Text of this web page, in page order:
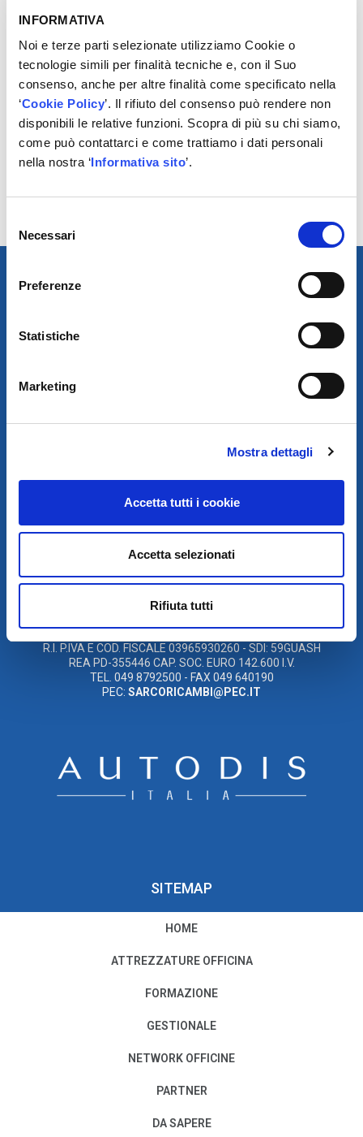
INFORMATIVA
Noi e terze parti selezionate utilizziamo Cookie o
tecnologie simili per finalità tecniche e, con il Suo
consenso, anche per altre finalità come specificato nella
‘Cookie Policy’. Il rifiuto del consenso può rendere non
disponibili le relative funzioni. Scopra di più su chi siamo,
come può contattarci e come trattiamo i dati personali
nella nostra ‘Informativa sito’.
delNecessari
Preferenze
Statistiche
Marketing
Mostra dettagli
Accetta tutti i cookie
Accetta selezionati
Rifiuta tutti
operative.
Oltre al loro corretto comportamento di attrito, gli oli
febi/SWAG per il cambio sono caratterizzati da
un’ottimale resistenza alle basse temperature e
garantiscono la migliore protezione possibile contro la
corrosione. Sono inoltre stati sviluppati per l’ultima
generazione di cambi automatici a 7, 8 e 9 marce.
offrono ricambi di qualità pari o superiore all’OE, per
© 2021
AUTODIS ITALIA HOLDING SRLSARCO S.R.L. UNIPERSONALE
AUTODIS ITALIA HOLDING S.R.L
R.I. P.IVA E COD. FISCALE 03965930260 - SDI: 59GUASH
REA PD-355446 CAP. SOC. EURO 142.600 I.V.
TEL. 049 8792500 - FAX 049 640190
PEC: SARCORICAMBI@PEC.IT
SITEMAP
HOME
ATTREZZATURE OFFICINA
FORMAZIONE
GESTIONALE
NETWORK OFFICINE
PARTNER
DA SAPERE
PRIVACY E COOKIE POLICY
Cookie Policy
Il nostro Codice Etico
PER MODIFICHE O CANCELLAZIONI
PRIVACY@AUTODISITALIA.IT